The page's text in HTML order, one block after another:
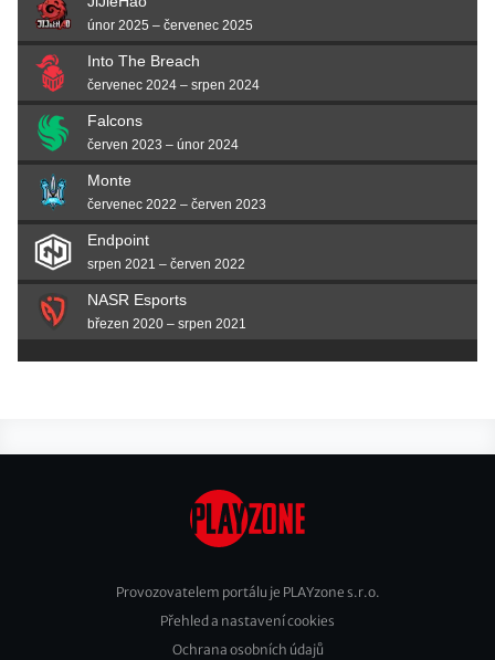
únor 2025 – červenec 2025
Into The Breach
červenec 2024 – srpen 2024
Falcons
červen 2023 – únor 2024
Monte
červenec 2022 – červen 2023
Endpoint
srpen 2021 – červen 2022
NASR Esports
březen 2020 – srpen 2021
Footer
Provozovatelem portálu je PLAYzone s.r.o.
Přehled a nastavení cookies
Ochrana osobních údajů